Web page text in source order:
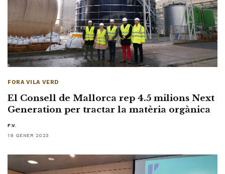
FORA VILA VERD
El Consell de Mallorca rep 4.5 milions Next
Generation per tractar la matèria orgànica
F.V.
19 GENER 2023